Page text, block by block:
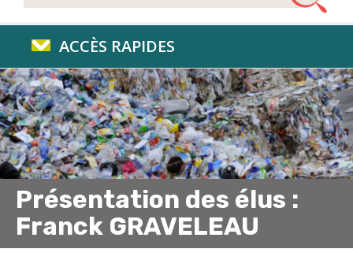
ACCÈS RAPIDES
Présentation des élus :
Franck GRAVELEAU